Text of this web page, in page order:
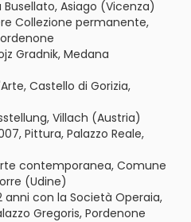
Busellato, Asiago (Vicenza)
Collezione permanente,
Gradnik, Medana
Castello di Gorizia,
Villach (Austria)
Pittura, Palazzo Reale,
contemporanea, Comune
(Udine)
anni con la Società Operaia,
Gregoris, Pordenone